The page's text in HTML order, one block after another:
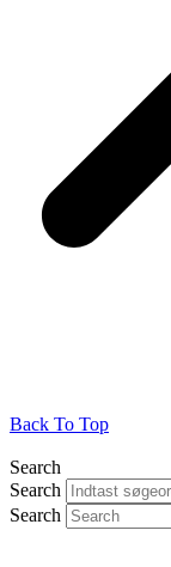
Back To Top
Search
Search
Search